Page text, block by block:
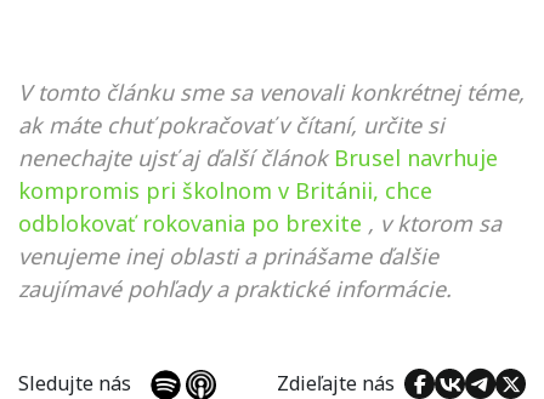
V tomto článku sme sa venovali konkrétnej téme,
ak máte chuť pokračovať v čítaní, určite si
nenechajte ujsť aj ďalší článok Brusel navrhuje
kompromis pri školnom v Británii, chce
odblokovať rokovania po brexite , v ktorom sa
venujeme inej oblasti a prinášame ďalšie
zaujímavé pohľady a praktické informácie.
Sledujte nás Zdieľajte nás